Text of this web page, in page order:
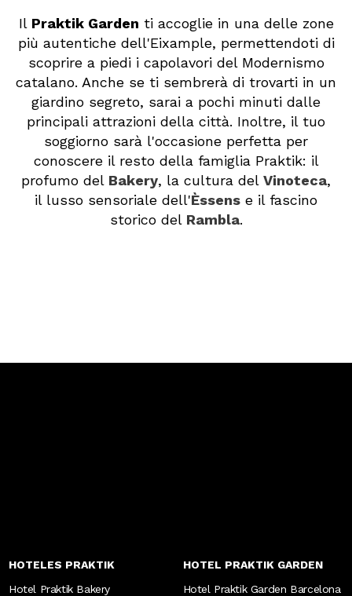
Il Praktik Garden ti accoglie in una delle zone
più autentiche dell'Eixample, permettendoti di
scoprire a piedi i capolavori del Modernismo
catalano. Anche se ti sembrerà di trovarti in un
giardino segreto, sarai a pochi minuti dalle
principali attrazioni della città. Inoltre, il tuo
soggiorno sarà l'occasione perfetta per
conoscere il resto della famiglia Praktik: il
profumo del Bakery, la cultura del Vinoteca,
il lusso sensoriale dell'Èssens e il fascino
storico del Rambla.
HOTELES PRAKTIK
Hotel Praktik Bakery
HOTEL PRAKTIK GARDEN
Hotel Praktik Garden Barcelona